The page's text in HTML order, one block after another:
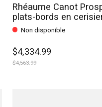
Rhéaume Canot
plats-bords en
Non disponible
$4,334.99
$4,563.99